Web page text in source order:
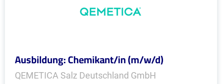
Ausbildung: Chemikant/in (m/w/d)
QEMETICA Salz Deutschland GmbH